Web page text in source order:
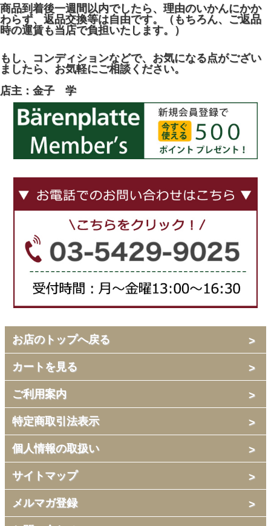
商品到着後一週間以内でしたら、理由のいかんにかか
わらず、返品交換等は自由です。（もちろん、ご返品
時の運賃も当店で負担いたします。）
もし、コンディションなどで、お気になる点がござい
ましたら、お気軽にご相談ください。
店主：金子 学
お店のトップへ戻る
カートを見る
ご利用案内
特定商取引法表示
個人情報の取扱い
サイトマップ
メルマガ登録